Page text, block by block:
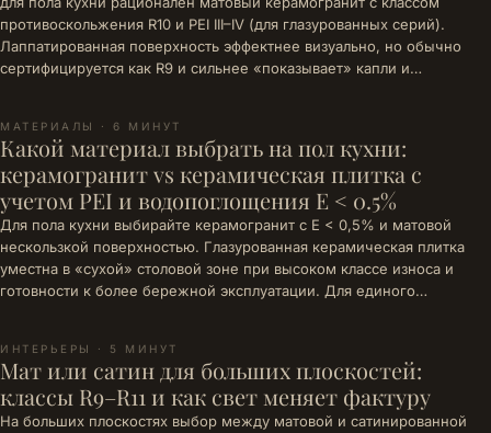
противоскольжения R10 и PEI III–IV (для глазурованных серий).
Лаппатированная поверхность эффектнее визуально, но обычно
сертифицируется как R9 и сильнее «показывает» капли и…
МАТЕРИАЛЫ · 6 МИНУТ
Какой материал выбрать на пол кухни:
керамогранит vs керамическая плитка с
учетом PEI и водопоглощения E < 0.5%
Для пола кухни выбирайте керамогранит с E < 0,5% и матовой
нескользкой поверхностью. Глазурованная керамическая плитка
уместна в «сухой» столовой зоне при высоком классе износа и
готовности к более бережной эксплуатации. Для единого…
ИНТЕРЬЕРЫ · 5 МИНУТ
Мат или сатин для больших плоскостей:
классы R9–R11 и как свет меняет фактуру
На больших плоскостях выбор между матовой и сатинированной